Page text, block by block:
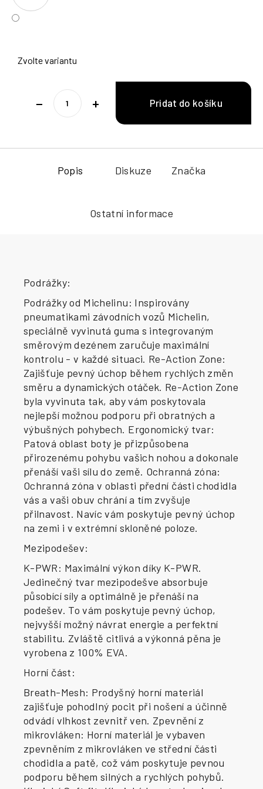
Zvolte variantu
+
−
Popis Diskuze Značka
Ostatní informace
Podrážky:
Podrážky od Michelinu: Inspirovány
pneumatikami závodních vozů Michelin,
speciálně vyvinutá guma s integrovaným
směrovým dezénem zaručuje maximální
kontrolu - v každé situaci. Re-Action Zone:
Zajišťuje pevný úchop během rychlých změn
směru a dynamických otáček. Re-Action Zone
byla vyvinuta tak, aby vám poskytovala
nejlepší možnou podporu při obratných a
výbušných pohybech. Ergonomický tvar:
Patová oblast boty je přizpůsobena
přirozenému pohybu vašich nohou a dokonale
přenáší vaši sílu do země. Ochranná zóna:
Ochranná zóna v oblasti přední části chodidla
vás a vaši obuv chrání a tím zvyšuje
přilnavost. Navíc vám poskytuje pevný úchop
na zemi i v extrémní skloněné poloze.
Mezipodešev:
K-PWR: Maximální výkon díky K-PWR.
Jedinečný tvar mezipodešve absorbuje
působící síly a optimálně je přenáší na
podešev. To vám poskytuje pevný úchop,
nejvyšší možný návrat energie a perfektní
stabilitu. Zvláště citlivá a výkonná pěna je
vyrobena z 100% EVA.
Horní část:
Breath-Mesh: Prodyšný horní materiál
zajišťuje pohodlný pocit při nošení a účinně
odvádí vlhkost zevnitř ven. Zpevnění z
mikrovláken: Horní materiál je vybaven
zpevněním z mikrovláken ve střední části
chodidla a patě, což vám poskytuje pevnou
podporu během silných a rychlých pohybů.